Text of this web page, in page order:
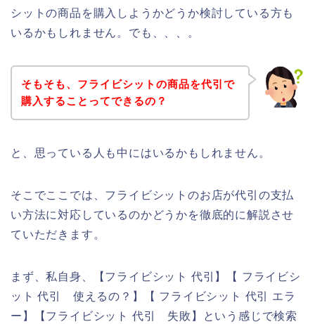
シットの商品を購入しようかどうか検討している方も
いるかもしれません。でも、、、。
そもそも、フライビシットの商品を代引で
購入することってできるの？
と、思っている人も中にはいるかもしれません。
そこでここでは、フライビシットのお店が代引の支払
い方法に対応しているのかどうかを徹底的に解説させ
ていただきます。
まず、私自身、【フライビシット 代引】【 フライビシ
ット 代引 使えるの？】【 フライビシット 代引 エラ
ー】【フライビシット 代引 失敗】という感じで検索